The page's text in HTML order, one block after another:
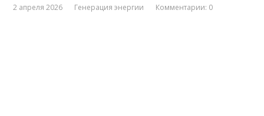
2 апреля 2026 Генерация энергии Комментарии: 0